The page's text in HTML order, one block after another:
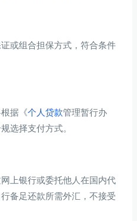
或组合担保方式，符合条件
据《个人贷款管理暂行办
选择支付方式。
上银行或委托他人在国内代
备足还款所需外汇，不接受